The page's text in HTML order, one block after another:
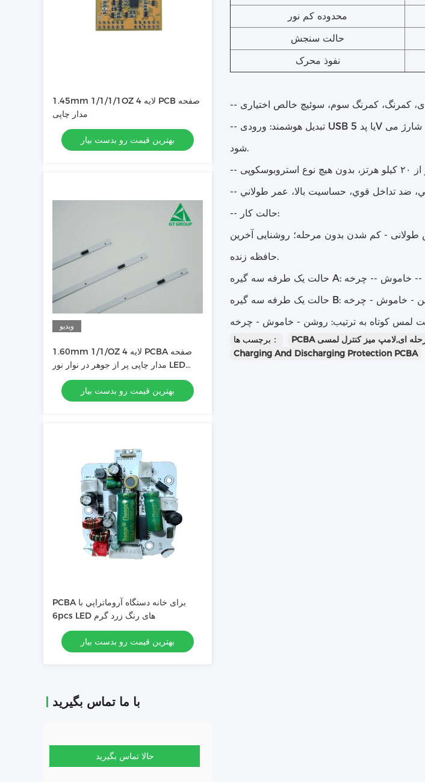
1.45mm 1/1/1/1OZ 4 لایه PCB صفحه
مدار چاپی
بهترین قیمت رو بدست بیار
ویدیو
1.60mm 1/1/OZ 4 لایه PCBA صفحه
مدار چاپی پر از جوهر در نوار نور LED
استفاده می شود
بهترین قیمت رو بدست بیار
PCBA برای خانه دستگاه آروماتراپي با
6pcs LED های رنگ زرد گرم
بهترین قیمت رو بدست بیار
با ما تماس بگیرید
حالا تماس بگیرید
محدوده کم نور
حالت سنجش
نفوذ محرک
کمرنگ، کمرنگ سوم، سوئیچ خالص اختیاری
-- تبدیل هوشمند: ورودی USB یا پد 5V به طور خودکار به منبع برق خارجی تبدیل می شود، باتری خارج نمی شود، فقط شارژ می
شود.
ضد تداخل قوي، حساسيت بالا، عمر طولاني
-- حالت کار:
- کم شدن بدون مرحله؛ روشنایی آخرین
حافظه زنده.
برچسب ها：
Charging And Discharging Protection PCBA